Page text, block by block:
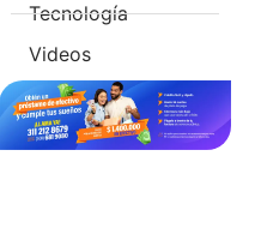
Tecnología
Videos